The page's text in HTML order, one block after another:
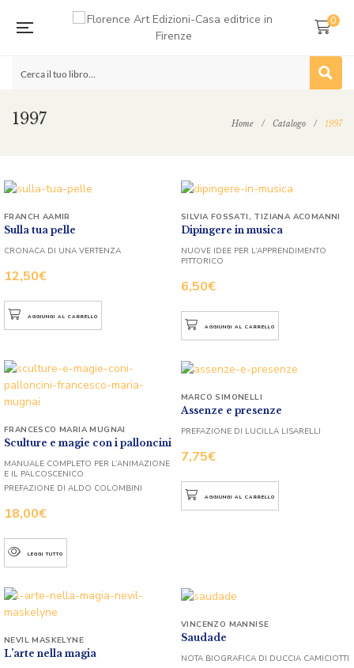
0
1997 Home / Catalogo / 1997
Sulla tua pelle
12,50€
FRANCH AAMIR
CRONACA DI UNA VERTENZA
AGGIUNGI AL CARRELLO
Dipingere in musica
6,50€
SILVIA FOSSATI, TIZIANA ACOMANNI
NUOVE IDEE PER L’APPRENDIMENTO
PITTORICO
AGGIUNGI AL CARRELLO
Sculture e magie con i palloncini
18,00€
FRANCESCO MARIA MUGNAI
MANUALE COMPLETO PER L’ANIMAZIONE
E IL PALCOSCENICO
PREFAZIONE DI ALDO COLOMBINI
LEGGI TUTTO
Assenze e presenze
7,75€
MARCO SIMONELLI
PREFAZIONE DI LUCILLA LISARELLI
AGGIUNGI AL CARRELLO
L’arte nella magia
NEVIL MASKELYNE Saudade
VINCENZO MANNISE
NOTA BIOGRAFICA DI DUCCIA CAMICIOTTI